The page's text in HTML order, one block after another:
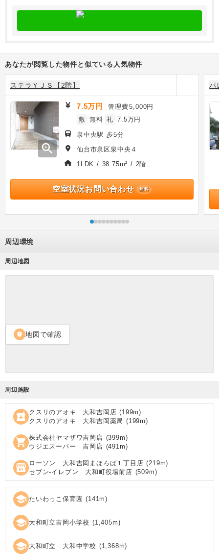
あなたが閲覧した物件と似ている人気物件
ステラＹＪＳ【2階】
zoom_in
7.5万円 管理費5,000円
敷 無料 礼 7.5万円
泉中央駅 歩5分
仙台市泉区泉中央４
1LDK / 38.75m² / 2階
空室状況お問い合わせ 無料
パ
周辺環境
周辺地図
location_on 地図で確認
周辺施設
local_pharmacy クスリのアオキ 大和吉岡店 (199m)
クスリのアオキ 大和吉岡薬局 (199m)
shopping_cart 株式会社ヤマザワ吉岡店 (399m)
ウジエスーパー 吉岡店 (491m)
local_convenience_store ローソン 大和吉岡まほろば１丁目店 (219m)
セブン‐イレブン 大和町役場前店 (509m)
school たいわっこ保育園 (141m)
school 大和町立吉岡小学校 (1,405m)
school 大和町立 大和中学校 (1,368m)